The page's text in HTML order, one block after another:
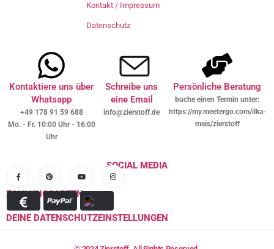
Kontakt / Impressum
Datenschutz
Kontaktiere uns über
Whatsapp
+49 178 91 59 688
Mo. - Fr. 10:00 Uhr - 16:00
Uhr
Schreibe uns
eine Email
info@zierstoff.de
Persönliche Beratung
buche einen Termin unter:
https://my.meetergo.com/ilka-
meis/zierstoff
SOCIAL MEDIA
ZAHLUNGSARTEN
DEINE DATENSCHUTZEINSTELLUNGEN